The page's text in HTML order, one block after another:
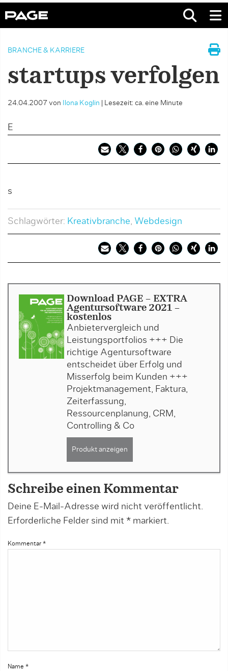
BRANCHE & KARRIERE
startups verfolgen
24.04.2007 von Ilona Koglin Lesezeit: ca. eine Minute
E
s
Schlagwörter: Kreativbranche, Webdesign
Download PAGE - EXTRA
Agentursoftware 2021 -
kostenlos
Anbietervergleich und
Leistungsportfolios +++ Die
richtige Agentursoftware
entscheidet über Erfolg und
Misserfolg beim Kunden +++
Projektmanagement, Faktura,
Zeiterfassung,
Ressourcenplanung, CRM,
Controlling & Co
Produkt anzeigen
Schreibe einen Kommentar
Deine E-Mail-Adresse wird nicht veröffentlicht.
Erforderliche Felder sind mit * markiert.
Kommentar *
Name *